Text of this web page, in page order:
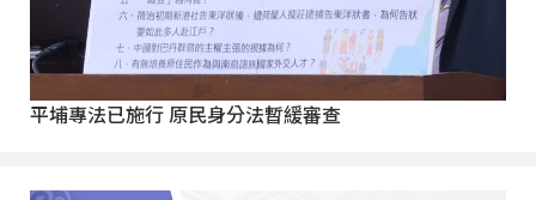
平埔專法已施行 原民身分法暫緩審查